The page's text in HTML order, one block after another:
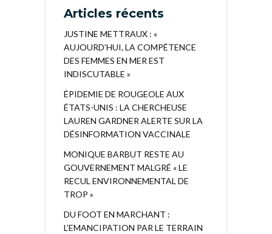
Articles récents
JUSTINE METTRAUX : «
AUJOURD’HUI, LA COMPÉTENCE
DES FEMMES EN MER EST
INDISCUTABLE »
ÉPIDEMIE DE ROUGEOLE AUX
ÉTATS-UNIS : LA CHERCHEUSE
LAUREN GARDNER ALERTE SUR LA
DÉSINFORMATION VACCINALE
MONIQUE BARBUT RESTE AU
GOUVERNEMENT MALGRÉ « LE
RECUL ENVIRONNEMENTAL DE
TROP »
DU FOOT EN MARCHANT :
L’EMANCIPATION PAR LE TERRAIN